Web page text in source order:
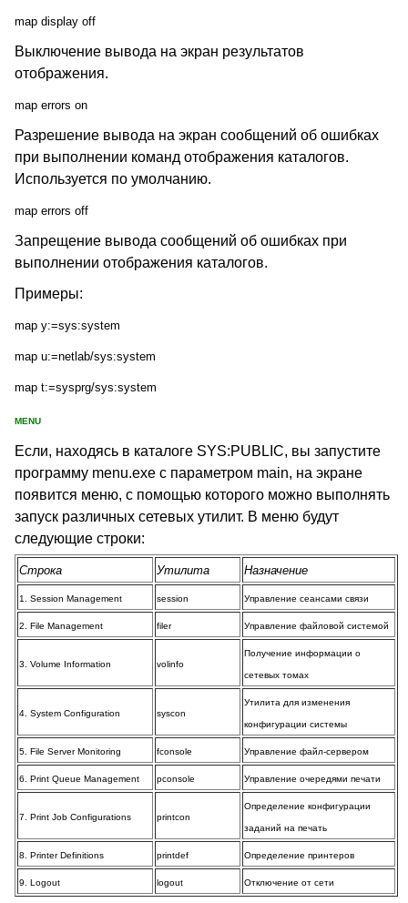
map display off
Выключение вывода на экран результатов
отображения.
map errors on
Разрешение вывода на экран сообщений об ошибках
при выполнении команд отображения каталогов.
Используется по умолчанию.
map errors off
Запрещение вывода сообщений об ошибках при
выполнении отображения каталогов.
Примеры:
map y:=sys:system
map u:=netlab/sys:system
map t:=sysprg/sys:system
MENU
Если, находясь в каталоге SYS:PUBLIC, вы запустите
программу menu.exe с параметром main, на экране
появится меню, с помощью которого можно выполнять
запуск различных сетевых утилит. В меню будут
следующие строки:
Строка Утилита Назначение
1. Session Management session Управление сеансами связи
2. File Management filer Управление файловой системой
3. Volume Information volinfo
Получение информации о
сетевых томах
4. System Configuration syscon
Утилита для изменения
конфигурации системы
5. File Server Monitoring fconsole Управление файл-сервером
6. Print Queue Management pconsole Управление очередями печати
7. Print Job Configurations printcon
Определение конфигурации
заданий на печать
8. Printer Definitions printdef Определение принтеров
9. Logout logout Отключение от сети